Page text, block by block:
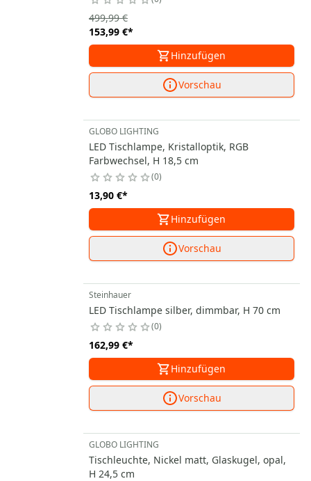
153,99 €*
499,99 €
Hinzufügen
Vorschau
GLOBO LIGHTING
LED Tischlampe, Kristalloptik, RGB
Farbwechsel, H 18,5 cm
0
13,90 €*
Hinzufügen
Vorschau
Steinhauer
LED Tischlampe silber, dimmbar, H 70 cm
0
162,99 €*
Hinzufügen
Vorschau
GLOBO LIGHTING
Tischleuchte, Nickel matt, Glaskugel, opal,
H 24,5 cm